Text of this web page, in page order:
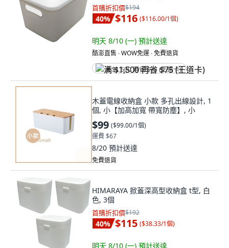
首購折扣價$194
40% $116 ($116.00/1個)
明天 8/10 (一) 預計送達
酷澎直售 ∙ WOW免運 ∙ 免費退貨
满 $1,500 再省 $75 (王道卡)
木蓋電線收納盒 小款 多孔出線設計, 1
個, 小【加高加寬 帶寬防塵】, 小
$99 ($99.00/1個)
運費 $67
8/20 預計送達
免費退貨
HIMARAYA 掀蓋深高型收納盒 t型, 白
色, 3個
首購折扣價$192
40% $115 ($38.33/1個)
明天 8/10 (一) 預計送達